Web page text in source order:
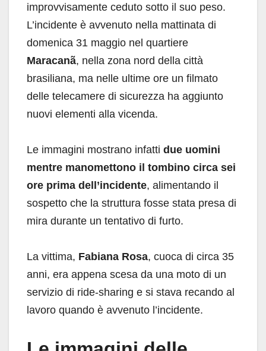
improvvisamente ceduto sotto il suo peso.
L’incidente è avvenuto nella mattinata di
domenica 31 maggio nel quartiere
Maracanã, nella zona nord della città
brasiliana, ma nelle ultime ore un filmato
delle telecamere di sicurezza ha aggiunto
nuovi elementi alla vicenda.
Le immagini mostrano infatti due uomini
mentre manomettono il tombino circa sei
ore prima dell’incidente, alimentando il
sospetto che la struttura fosse stata presa di
mira durante un tentativo di furto.
La vittima, Fabiana Rosa, cuoca di circa 35
anni, era appena scesa da una moto di un
servizio di ride-sharing e si stava recando al
lavoro quando è avvenuto l’incidente.